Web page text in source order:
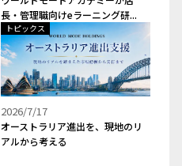
長・管理職向けeラーニング研...
トピックス
2026/7/17
オーストラリア進出を、現地のリ
アルから考える